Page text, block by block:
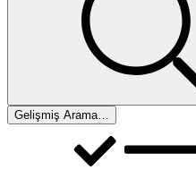
Gelişmiş Arama…